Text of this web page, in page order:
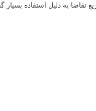
تقاضا به دلیل استفاده